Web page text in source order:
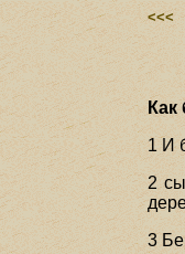
<<<
1 И
2
3